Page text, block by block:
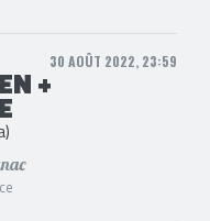
30 AOÛT 2022, 23:59
+